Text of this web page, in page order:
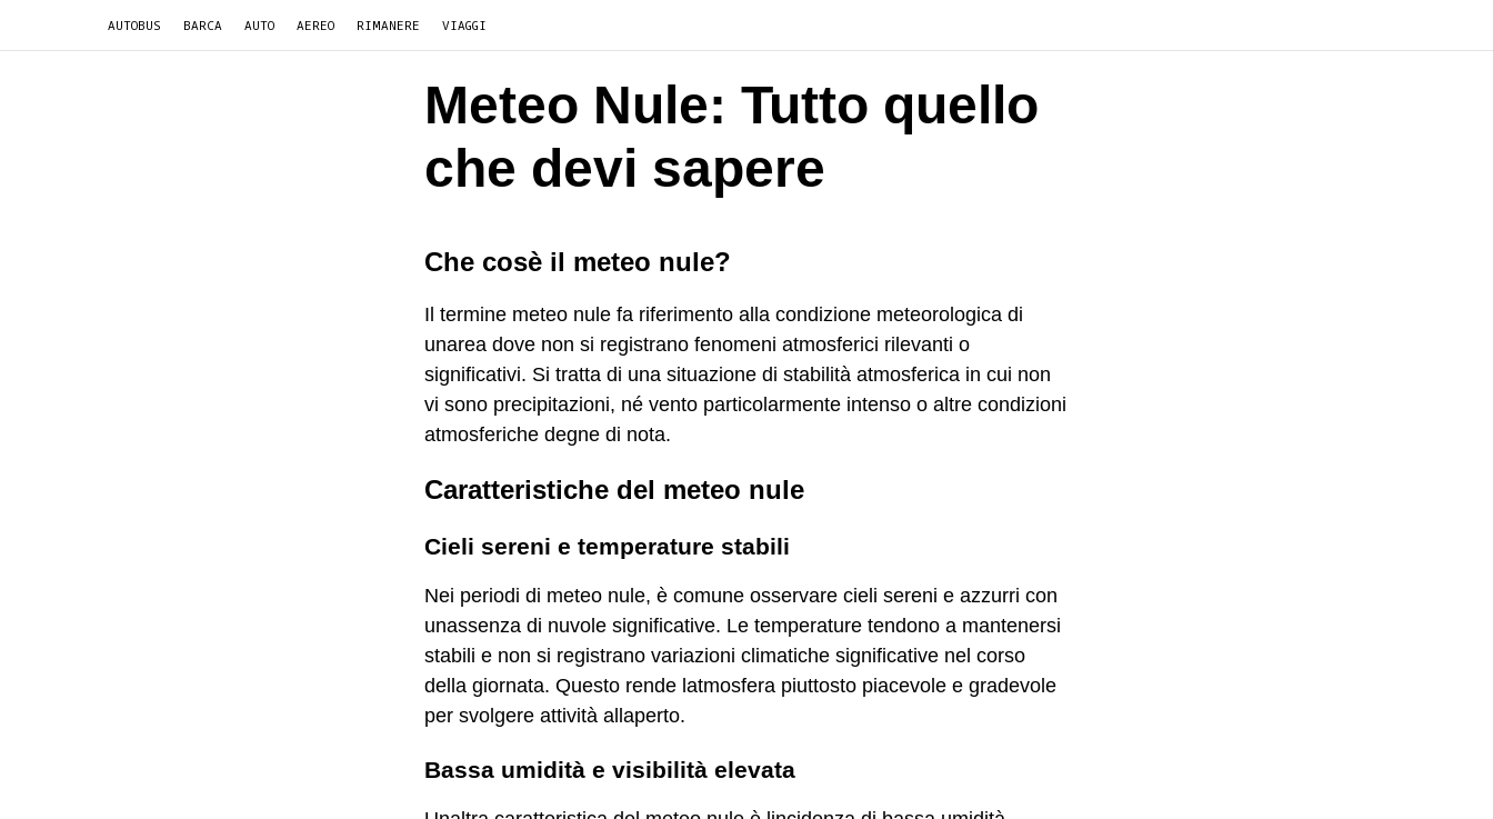
AUTOBUS BARCA AUTO AEREO RIMANERE VIAGGI
Meteo Nule: Tutto quello
che devi sapere
Che cosè il meteo nule?
Il termine meteo nule fa riferimento alla condizione meteorologica di
unarea dove non si registrano fenomeni atmosferici rilevanti o
significativi. Si tratta di una situazione di stabilità atmosferica in cui non
vi sono precipitazioni, né vento particolarmente intenso o altre condizioni
atmosferiche degne di nota.
Caratteristiche del meteo nule
Cieli sereni e temperature stabili
Nei periodi di meteo nule, è comune osservare cieli sereni e azzurri con
unassenza di nuvole significative. Le temperature tendono a mantenersi
stabili e non si registrano variazioni climatiche significative nel corso
della giornata. Questo rende latmosfera piuttosto piacevole e gradevole
per svolgere attività allaperto.
Bassa umidità e visibilità elevata